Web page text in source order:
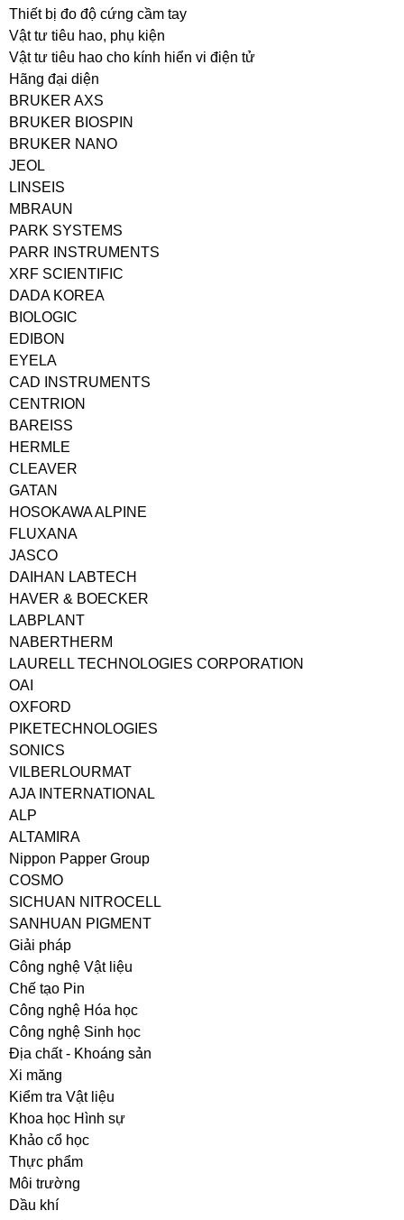
Thiết bị đo độ cứng cầm tay
Vật tư tiêu hao, phụ kiện
Vật tư tiêu hao cho kính hiển vi điện tử
Hãng đại diện
BRUKER AXS
BRUKER BIOSPIN
BRUKER NANO
JEOL
LINSEIS
MBRAUN
PARK SYSTEMS
PARR INSTRUMENTS
XRF SCIENTIFIC
DADA KOREA
BIOLOGIC
EDIBON
EYELA
CAD INSTRUMENTS
CENTRION
BAREISS
HERMLE
CLEAVER
GATAN
HOSOKAWA ALPINE
FLUXANA
JASCO
DAIHAN LABTECH
HAVER & BOECKER
LABPLANT
NABERTHERM
LAURELL TECHNOLOGIES CORPORATION
OAI
OXFORD
PIKETECHNOLOGIES
SONICS
VILBERLOURMAT
AJA INTERNATIONAL
ALP
ALTAMIRA
Nippon Papper Group
COSMO
SICHUAN NITROCELL
SANHUAN PIGMENT
Giải pháp
Công nghệ Vật liệu
Chế tạo Pin
Công nghệ Hóa học
Công nghệ Sinh học
Địa chất - Khoáng sản
Xi măng
Kiểm tra Vật liệu
Khoa học Hình sự
Khảo cổ học
Thực phẩm
Môi trường
Dầu khí